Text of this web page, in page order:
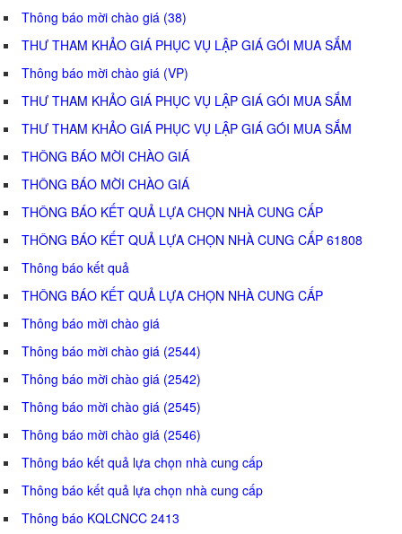
Thông báo mời chào giá (38)
THƯ THAM KHẢO GIÁ PHỤC VỤ LẬP GIÁ GÓI MUA SẮM
Thông báo mời chào giá (VP)
THƯ THAM KHẢO GIÁ PHỤC VỤ LẬP GIÁ GÓI MUA SẮM
THƯ THAM KHẢO GIÁ PHỤC VỤ LẬP GIÁ GÓI MUA SẮM
THÔNG BÁO MỜI CHÀO GIÁ
THÔNG BÁO MỜI CHÀO GIÁ
THÔNG BÁO KẾT QUẢ LỰA CHỌN NHÀ CUNG CẤP
THÔNG BÁO KẾT QUẢ LỰA CHỌN NHÀ CUNG CẤP 61808
Thông báo kết quả
THÔNG BÁO KẾT QUẢ LỰA CHỌN NHÀ CUNG CẤP
Thông báo mời chào giá
Thông báo mời chào giá (2544)
Thông báo mời chào giá (2542)
Thông báo mời chào giá (2545)
Thông báo mời chào giá (2546)
Thông báo kết quả lựa chọn nhà cung cấp
Thông báo kết quả lựa chọn nhà cung cấp
Thông báo KQLCNCC 2413